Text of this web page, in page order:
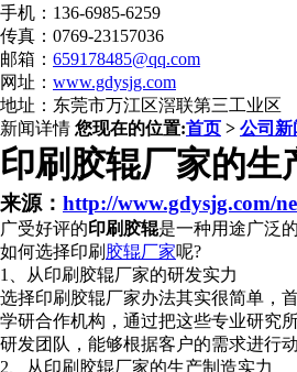
手机：136-6985-6259
传真：0769-23157036
邮箱： 659178485@qq.com
网址： www.gdysjg.com
地址：东莞市万江区滘联第三工业区
新闻详情 您现在的位置:首页 > 公司新
印刷胶辊厂家的生
来源： http://www.gdysjg.com/
广受好评的印刷胶辊是一种用途广泛
如何选择印刷 胶辊厂家呢?
1、从印刷胶辊厂家的研发实力
选择印刷胶辊厂家办法其实很简单，
学研合作机构，通过把这些专业研究
研发团队，能够根据客户的需求进行
2、从印刷胶辊厂家的生产制造实力